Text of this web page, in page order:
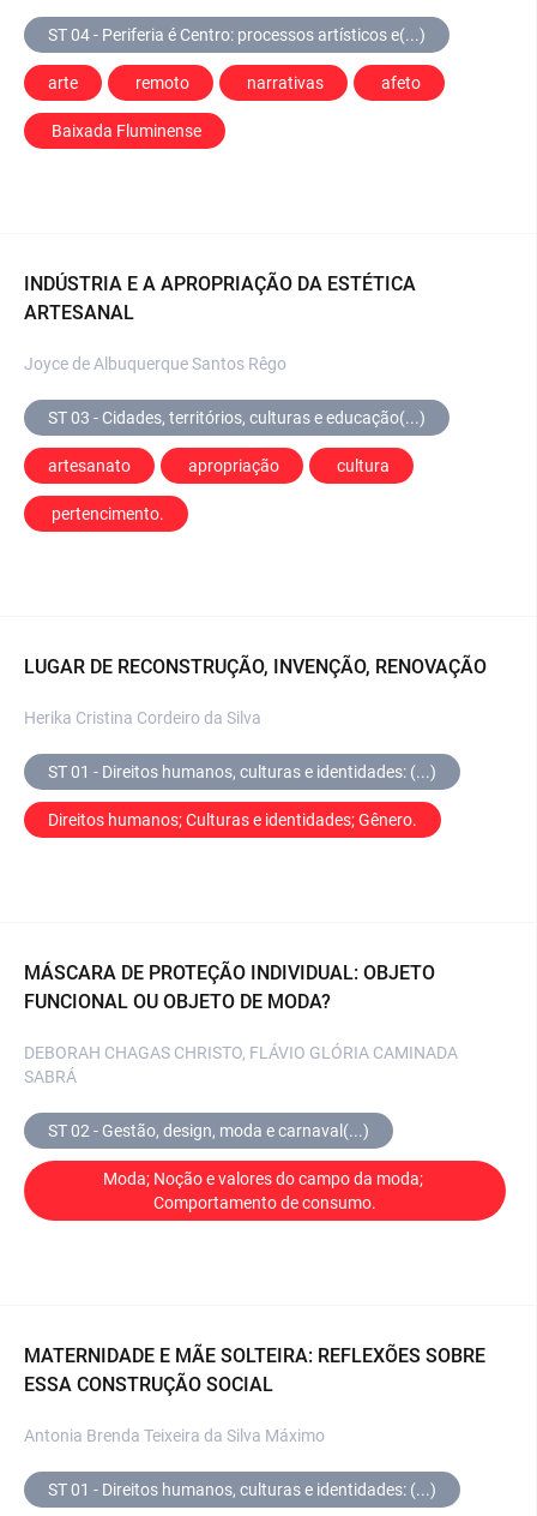
ST 04 - Periferia é Centro: processos artísticos e(...)
arte remoto narrativas afeto
Baixada Fluminense
INDÚSTRIA E A APROPRIAÇÃO DA ESTÉTICA
ARTESANAL
Joyce de Albuquerque Santos Rêgo
ST 03 - Cidades, territórios, culturas e educação(...)
artesanato apropriação cultura
pertencimento.
LUGAR DE RECONSTRUÇÃO, INVENÇÃO, RENOVAÇÃO
Herika Cristina Cordeiro da Silva
ST 01 - Direitos humanos, culturas e identidades: (...)
Direitos humanos; Culturas e identidades; Gênero.
MÁSCARA DE PROTEÇÃO INDIVIDUAL: OBJETO
FUNCIONAL OU OBJETO DE MODA?
DEBORAH CHAGAS CHRISTO, FLÁVIO GLÓRIA CAMINADA
SABRÁ
ST 02 - Gestão, design, moda e carnaval(...)
Moda; Noção e valores do campo da moda;
Comportamento de consumo.
MATERNIDADE E MÃE SOLTEIRA: REFLEXÕES SOBRE
ESSA CONSTRUÇÃO SOCIAL
Antonia Brenda Teixeira da Silva Máximo
ST 01 - Direitos humanos, culturas e identidades: (...)